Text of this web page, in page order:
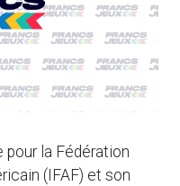
pour la Fédération
(IFAF) et son